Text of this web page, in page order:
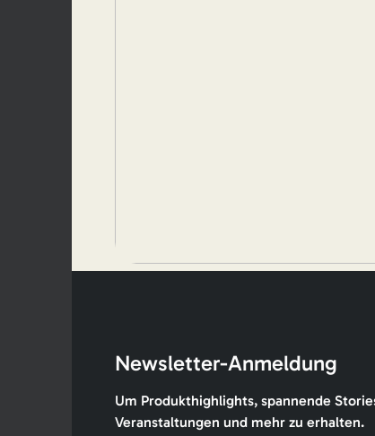
Newsletter-Anmeldung
Um Produkthighlights, spannende
Veranstaltungen und mehr zu erhalten.